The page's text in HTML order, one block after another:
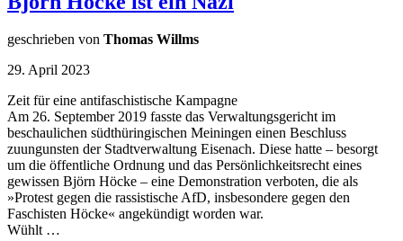
geschrieben von Thomas Willms
29. April 2023
Zeit für eine antifaschistische Kampagne
Am 26. September 2019 fasste das Verwaltungsgericht im
beschaulichen südthüringischen Meiningen einen Beschluss
zuungunsten der Stadtverwaltung Eisenach. Diese hatte – besorgt
um die öffentliche Ordnung und das Persönlichkeitsrecht eines
gewissen Björn Höcke – eine Demonstration verboten, die als
»Protest gegen die rassistische AfD, insbesondere gegen den
Faschisten Höcke« angekündigt worden war.
Wühlt …